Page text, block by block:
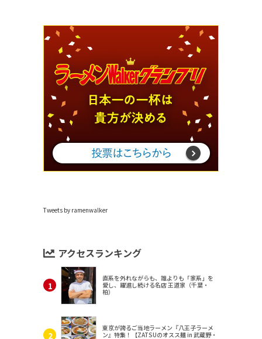
Tweets by ramenwalker
アクセスランキング
直系を外れながらも、誰よりも「家系」を
愛し、躍進し続ける名店 王道家（千葉・
柏）
東京が誇るご当地ラーメン『八王子ラーメ
ン』特集！【ZATSUのオスス麺 in 武蔵野・